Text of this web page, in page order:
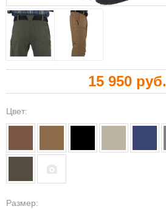
15 950 руб.
Цвет:
Pазмер: